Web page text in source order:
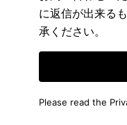
に返信が出来る
承ください。
Please read the